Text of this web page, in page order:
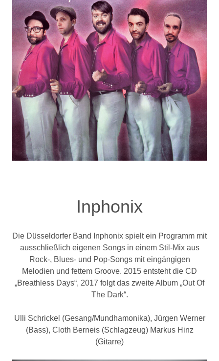
Inphonix
Die Düsseldorfer Band Inphonix spielt ein Programm mit
ausschließlich eigenen Songs in einem Stil-Mix aus
Rock-, Blues- und Pop-Songs mit eingängigen
Melodien und fettem Groove. 2015 entsteht die CD
„Breathless Days“, 2017 folgt das zweite Album „Out Of
The Dark“.
Ulli Schrickel (Gesang/Mundhamonika), Jürgen Werner
(Bass), Cloth Berneis (Schlagzeug) Markus Hinz
(Gitarre)